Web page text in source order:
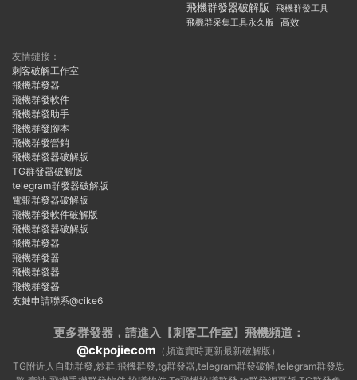
飛機群發器破解版
飛機群發工具
飛機群采集工具永久版
高效
友情鏈接：
刺客破解工作室
飛機群發器
飛機群發軟件
飛機群發助手
飛機群發腳本
飛機群發營銷
飛機群發器破解版
TG群發器破解版
telegram群發器破解版
電報群發器破解版
飛機群發軟件破解版
飛機群發器破解版
飛機群發器
飛機群發器
飛機群發器
飛機群發器
友鏈申請聯系@cike6
更多群發器，請進入【刺客工作室】 飛機頻道：
@ckpojiecom （頻道實時更新最新破解版）
TG附近人自動群發,炒群,飛機群發,tg群發器,telegram群發破解,telegram群發思